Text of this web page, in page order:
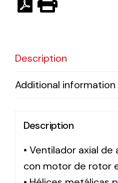
Description
Additional information
Description
• Ventilador axial
con motor de rotor